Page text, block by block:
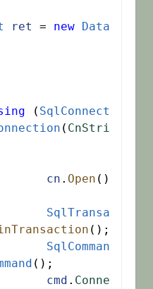
ret = new
Data
( SqlConnect
( CnStri
cn . Open ()
SqlTransa
();
SqlComman
();
cmd . Conne